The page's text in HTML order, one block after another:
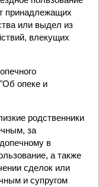
принадлежащих
или выдел из
влекущих
опеке и
родственники
за
в
а также
сделок или
и супругом